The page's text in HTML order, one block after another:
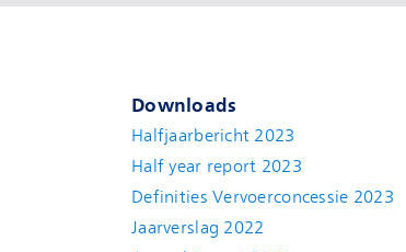
Downloads
Halfjaarbericht 2023
Half year report 2023
Definities Vervoerconcessie 2023
Jaarverslag 2022